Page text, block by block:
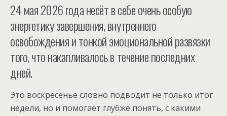
24 мая 2026 года несёт в себе очень особую
энергетику завершения, внутреннего
освобождения и тонкой эмоциональной развязки
того, что накапливалось в течение последних
дней.
Это воскресенье словно подводит не только итог
недели, но и помогает глубже понять, с какими